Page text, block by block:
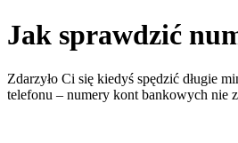
Jak sprawdzić
Zdarzyło Ci się kiedyś spędzić długie
telefonu – numery kont bankowych nie